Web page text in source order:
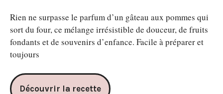
Rien ne surpasse le parfum d’un gâteau aux pommes qui
sort du four, ce mélange irrésistible de douceur, de fruits
fondants et de souvenirs d’enfance. Facile à préparer et
toujours
Découvrir la recette